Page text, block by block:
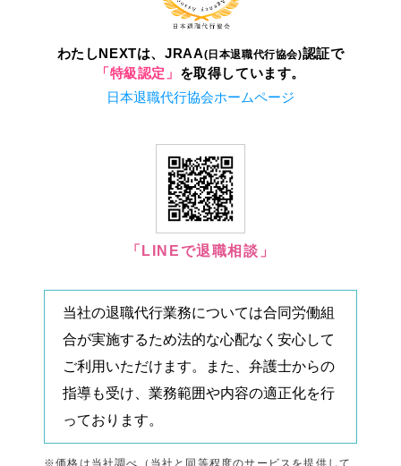
わたしNEXTは、JRAA(日本退職代行協会)認証で
「特級認定」 を取得しています。
日本退職代行協会ホームページ
「LINEで退職相談」
当社の退職代行業務については合同労働組
合が実施するため法的な心配なく安心して
ご利用いただけます。また、弁護士からの
指導も受け、業務範囲や内容の適正化を行
っております。
※価格は当社調べ（当社と同等程度のサービスを提供して